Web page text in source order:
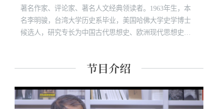
著名作家、评论家、著名人文经典领读者。1963年生，本
名李明骏，台湾大学历史系毕业，美国哈佛大学史学博士
候选人，研究专长为中国古代思想史、欧洲现代思想史、
《故事照亮未来》《想乐：聆听音符背后的美丽心灵》